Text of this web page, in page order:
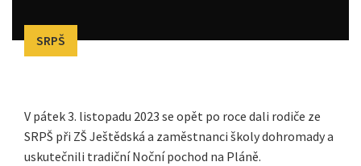
SRPŠ
V pátek 3. listopadu 2023 se opět po roce dali rodiče ze
SRPŠ při ZŠ Ještědská a zaměstnanci školy dohromady a
uskutečnili tradiční Noční pochod na Pláně.